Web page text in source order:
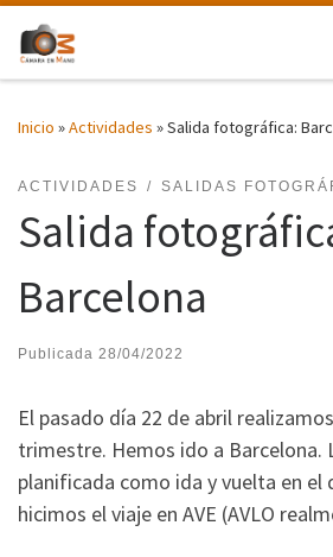
Saltar al contenido
Inicio »Actividades »Salida fotográfica:
ACTIVIDADES SALIDAS
Salida
Barcelona
Publicada 28/04/2022
El pasado día 22 de abril
trimestre. Hemos ido a Barcelona.
planificada como ida y vuelta en el
hicimos el viaje en AVE (AVLO